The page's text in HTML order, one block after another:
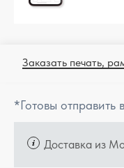
Заказать печать,
*Готовы отправить
Доставка из